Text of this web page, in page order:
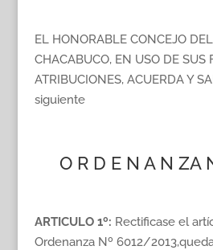
EL HONORABLE CONCEJO
CHACABUCO, EN USO DE SUS
ATRIBUCIONES, ACUERDA Y
siguiente
O R D E N A N ZA
ARTICULO 1º: Rectificase el
Ordenanza Nº 6012/